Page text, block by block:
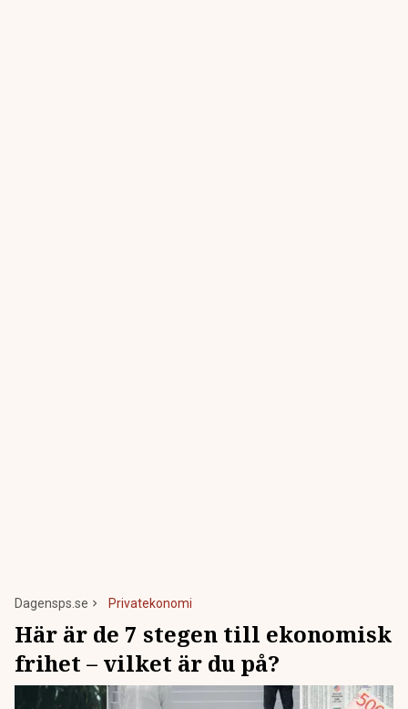
Dagensps.se Privatekonomi
Här är de 7 stegen till ekonomisk
frihet – vilket är du på?